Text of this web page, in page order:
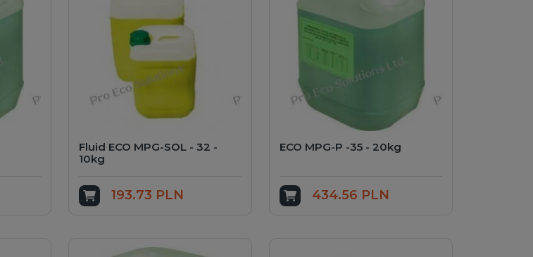
Fluid ECO MPG-SOL - 32 -
10kg
Add to cart
193.73 PLN
ECO MPG-P -35 - 20kg
Add to cart
434.56 PLN